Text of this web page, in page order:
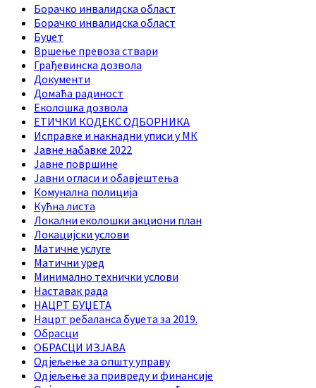
Борачко инвалидска област
Борачко инвалидска област
Буџет
Вршење превоза ствари
Грађевинска дозвола
Документи
Домаћа радиност
Еколошка дозвола
ЕТИЧКИ КОДЕКС ОДБОРНИКА
Исправке и накнадни уписи у МК
Јавне набавке 2022
Јавне површине
Јавни огласи и обавјештења
Комунална полиција
Кућна листа
Локални еколошки акциони план
Локацијски услови
Матичне услуге
Матични уред
Минимално технички услови
Наставак рада
НАЦРТ БУЏЕТА
Нацрт ребаланса буџета за 2019.
Обрасци
ОБРАСЦИ ИЗЈАВА
Одјељење за општу управу
Одјељење за привреду и финансије